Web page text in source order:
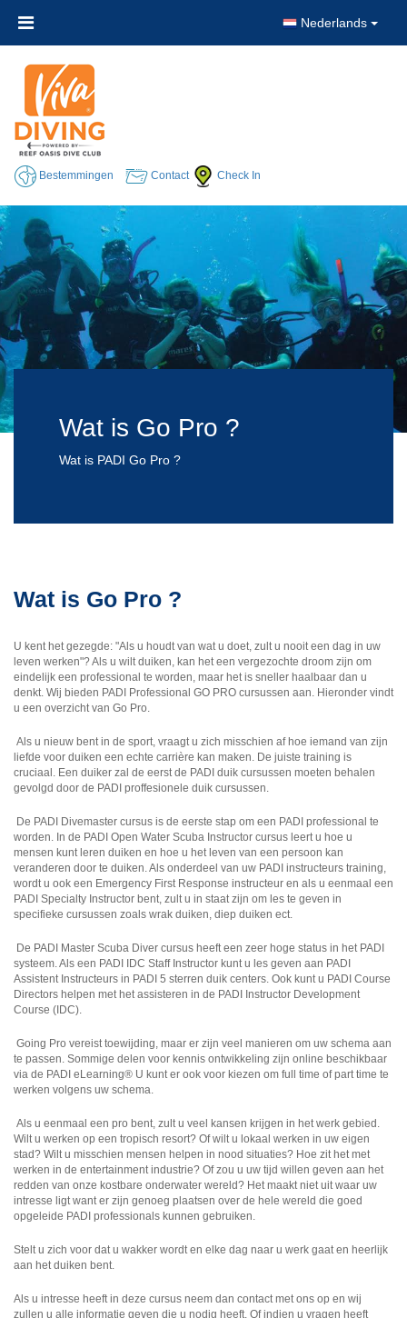
Nederlands
Bestemmingen Contact Check In
Wat is Go Pro ?
Wat is PADI Go Pro ?
Wat is Go Pro ?
U kent het gezegde: "Als u houdt van wat u doet, zult u nooit een dag in uw
leven werken"? Als u wilt duiken, kan het een vergezochte droom zijn om
eindelijk een ​​professional te worden, maar het is sneller haalbaar dan u
denkt. Wij bieden PADI Professional GO PRO cursussen aan. Hieronder vindt
u een overzicht van Go Pro.
Als u nieuw bent in de sport, vraagt u zich misschien af ​​hoe iemand van zijn
liefde voor duiken een echte carrière kan maken. De juiste training is
cruciaal. Een duiker zal de eerst de PADI duik cursussen moeten behalen
gevolgd door de PADI proffesionele duik cursussen.
De PADI Divemaster cursus is de eerste stap om een PADI professional te
worden. In de PADI Open Water Scuba Instructor cursus leert u hoe u
mensen kunt leren duiken en hoe u het leven van een persoon kan
veranderen door te duiken. Als onderdeel van uw PADI instructeurs training,
wordt u ook een Emergency First Response instructeur en als u eenmaal een
PADI Specialty Instructor bent, zult u in staat zijn om les te geven in
specifieke cursussen zoals wrak duiken, diep duiken ect.
De PADI Master Scuba Diver cursus heeft een zeer hoge status in het PADI
systeem. Als een PADI IDC Staff Instructor kunt u les geven aan PADI
Assistent Instructeurs in PADI 5 sterren duik centers. Ook kunt u PADI Course
Directors helpen met het assisteren in de PADI Instructor Development
Course (IDC).
Going Pro vereist toewijding, maar er zijn veel manieren om uw schema aan
te passen. Sommige delen voor kennis ontwikkeling zijn online beschikbaar
via de PADI eLearning® U kunt er ook voor kiezen om full time of part time te
werken volgens uw schema.
Als u eenmaal een pro bent, zult u veel kansen krijgen in het werk gebied.
Wilt u werken op een tropisch resort? Of wilt u lokaal werken in uw eigen
stad? Wilt u misschien mensen helpen in nood situaties? Hoe zit het met
werken in de entertainment industrie? Of zou u uw tijd willen geven aan het
redden van onze kostbare onderwater wereld? Het maakt niet uit waar uw
intresse ligt want er zijn genoeg plaatsen over de hele wereld die goed
opgeleide PADI professionals kunnen gebruiken.
Stelt u zich voor dat u wakker wordt en elke dag naar u werk gaat en heerlijk
aan het duiken bent.
Als u intresse heeft in deze cursus neem dan contact met ons op en wij
zullen u alle informatie geven die u nodig heeft. Of indien u vragen heeft